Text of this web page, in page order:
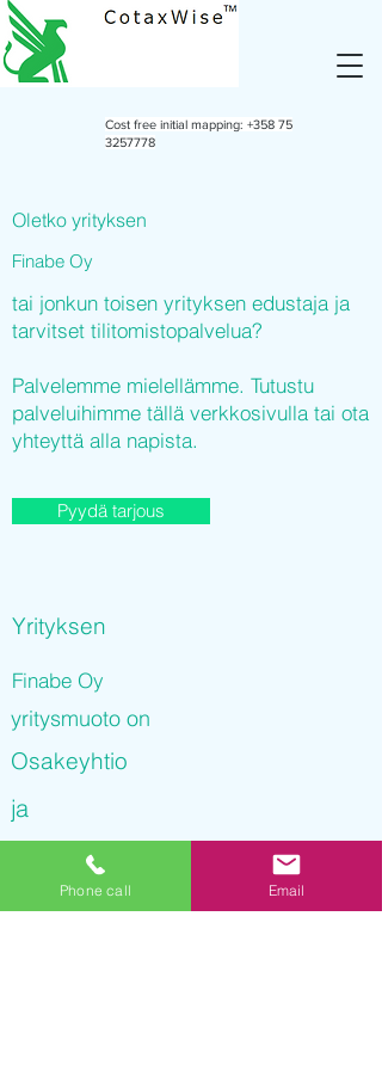
Cost free initial mapping: +358 75
3257778
Oletko yrityksen
Finabe Oy
tai jonkun toisen yrityksen edustaja ja
tarvitset tilitomistopalvelua?
Palvelemme mielellämme. Tutustu
palveluihimme tällä verkkosivulla tai ota
yhteyttä alla napista.
Pyydä tarjous
Yrityksen
Finabe Oy
yritysmuoto on
Osakeyhtio
ja
Finabe Oy
on rekisteröity kaupparekisteriin
Phone call Email